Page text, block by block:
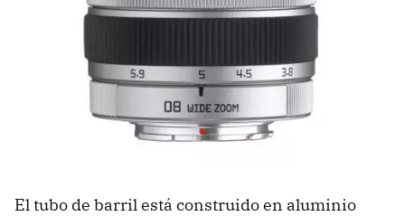
El tubo de barril está construido en aluminio